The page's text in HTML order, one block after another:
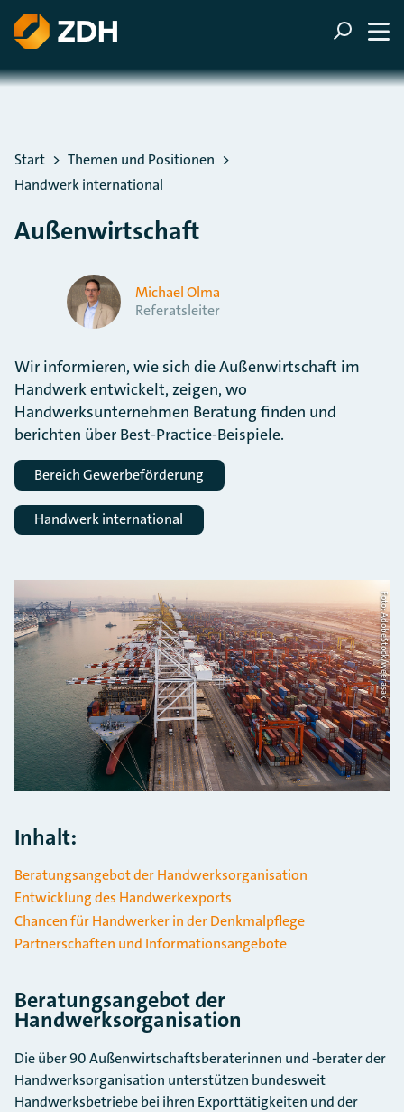
ZUM HAUPTINHALT SPRINGEN
ZUR SUCHE SPRINGEN
Sie befinden sich hier:
Start
Themen und Positionen
Handwerk international
Außenwirtschaft
Michael Olma
Referatsleiter
Wir informieren, wie sich die Außenwirtschaft im
Handwerk entwickelt, zeigen, wo
Handwerksunternehmen Beratung finden und
berichten über Best-Practice-Beispiele.
Bereich Gewerbeförderung
Handwerk international
Foto: AdobeStock/weerasak
Inhalt:
Beratungsangebot der Handwerksorganisation
Entwicklung des Handwerkexports
Chancen für Handwerker in der Denkmalpflege
Partnerschaften und Informationsangebote
Beratungsangebot der
Handwerksorganisation
Die über 90 Außenwirtschaftsberaterinnen und -berater der
Handwerksorganisation unterstützen bundesweit
Handwerksbetriebe bei ihren Exporttätigkeiten und der